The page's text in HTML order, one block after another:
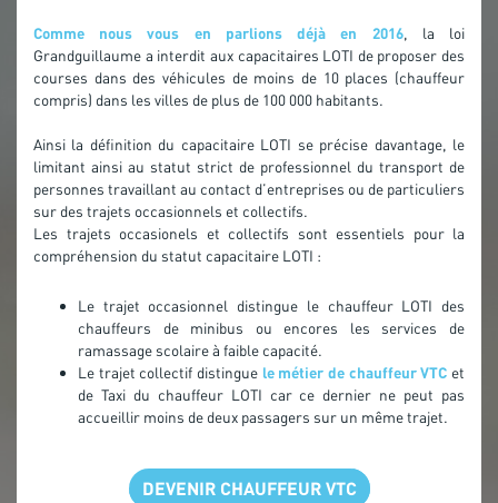
Comme nous vous en parlions déjà en 2016, la loi
Grandguillaume a interdit aux capacitaires LOTI de proposer des
courses dans des véhicules de moins de 10 places (chauffeur
compris) dans les villes de plus de 100 000 habitants.
Ainsi la définition du capacitaire LOTI se précise davantage, le
limitant ainsi au statut strict de professionnel du transport de
personnes travaillant au contact d’entreprises ou de particuliers
sur des trajets occasionnels et collectifs.
Les trajets occasionels et collectifs sont essentiels pour la
compréhension du statut capacitaire LOTI :
Le trajet occasionnel distingue le chauffeur LOTI des
chauffeurs de minibus ou encores les services de
ramassage scolaire à faible capacité.
Le trajet collectif distingue le métier de chauffeur VTC et
de Taxi du chauffeur LOTI car ce dernier ne peut pas
accueillir moins de deux passagers sur un même trajet.
DEVENIR CHAUFFEUR VTC